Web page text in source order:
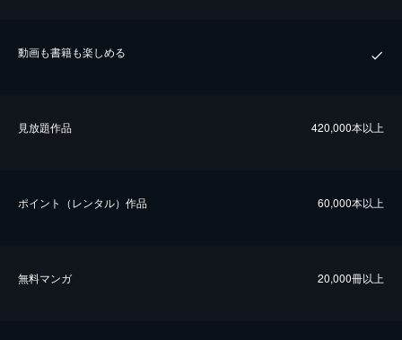
動画も書籍も楽しめる
⾒放題作品 420,000本以上
ポイント（レンタル）作品 60,000本以上
無料マンガ 20,000冊以上